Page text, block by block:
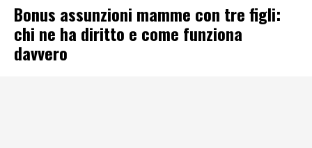
Bonus assunzioni mamme con tre figli:
chi ne ha diritto e come funziona
davvero